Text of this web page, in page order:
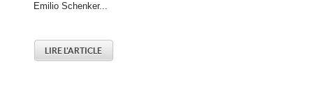
Emilio Schenker...
LIRE L'ARTICLE